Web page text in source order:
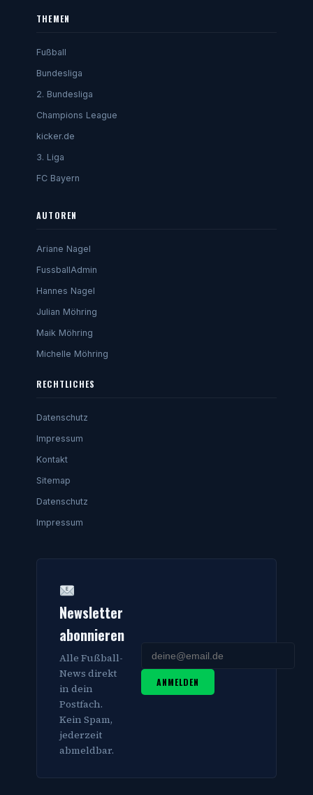
THEMEN
Fußball
Bundesliga
2. Bundesliga
Champions League
kicker.de
3. Liga
FC Bayern
AUTOREN
Ariane Nagel
FussballAdmin
Hannes Nagel
Julian Möhring
Maik Möhring
Michelle Möhring
RECHTLICHES
Datenschutz
Impressum
Kontakt
Sitemap
Datenschutz
Impressum
Newsletter
abonnieren
Alle Fußball-
News direkt
in dein
Postfach.
Kein Spam,
jederzeit
abmeldbar.
ANMELDEN